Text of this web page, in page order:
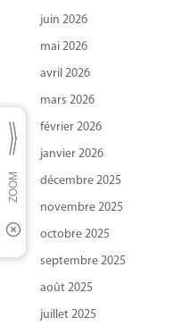
juin 2026
mai 2026
avril 2026
mars 2026
février 2026
janvier 2026
décembre 2025
novembre 2025
octobre 2025
septembre 2025
août 2025
juillet 2025